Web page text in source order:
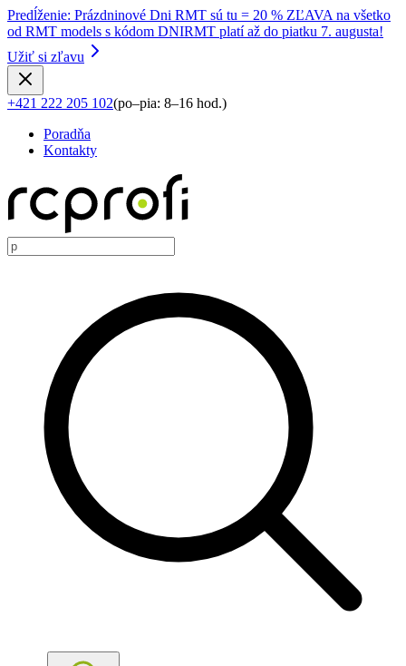
Predĺženie: Prázdninové Dni RMT sú tu = 20 % ZĽAVA na všetko
od RMT models s kódom DNIRMT platí až do piatku 7. augusta!
Užiť si zľavu
+421 222 205 102(po–pia: 8–16 hod.)
Poradňa
Kontakty